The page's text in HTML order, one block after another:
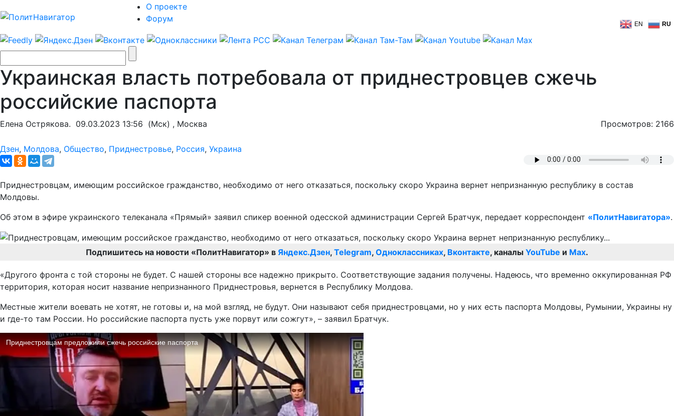
О проекте
Форум
EN RU
Украинская власть потребовала от приднестровцев сжечь
российские паспорта
Елена Острякова. 09.03.2023 13:56 (Мск) , Москва Просмотров: 2166
Дзен, Молдова, Общество, Приднестровье, Россия, Украина
Приднестровцам, имеющим российское гражданство, необходимо от него отказаться, поскольку скоро Украина вернет непризнанную республику в состав
Молдовы.
Об этом в эфире украинского телеканала «Прямый» заявил спикер военной одесской администрации Сергей Братчук, передает корреспондент «ПолитНавигатора».
Подпишитесь на новости «ПолитНавигатор» в Яндекс.Дзен, Telegram, Одноклассниках, Вконтакте, каналы YouTube и Max.
«Другого фронта с той стороны не будет. С нашей стороны все надежно прикрыто. Соответствующие задания получены. Надеюсь, что временно оккупированная РФ
территория, которая носит название непризнанного Приднестровья, вернется в Республику Молдова.
Местные жители воевать не хотят, не готовы и, на мой взгляд, не будут. Они называют себя приднестровцами, но у них есть паспорта Молдовы, Румынии, Украины ну
и где-то там России. Но российские паспорта пусть уже порвут или сожгут», – заявил Братчук.